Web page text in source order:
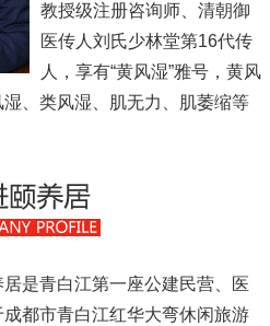
教授级注册咨询师、清朝御
医传人刘氏少林堂第16代传
人，享有“黄风湿”雅号，黄风
、类风湿、肌无力、肌萎缩等
是青白江第一座公建民营、医
都市青白江红华大弯休闲旅游